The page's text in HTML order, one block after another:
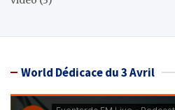
World Dédicace du 3 Avril